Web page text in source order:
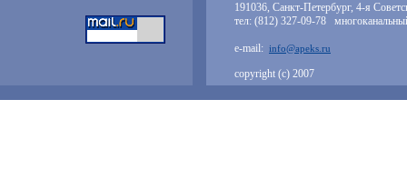
191036, Санкт-Петербург, 4-я
тел: (812) 327-09-78
e-mail: info@apeks.ru
copyright (с) 2007